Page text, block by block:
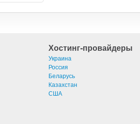
Хостинг-провайдеры
Украина
Россия
Беларусь
Казахстан
США